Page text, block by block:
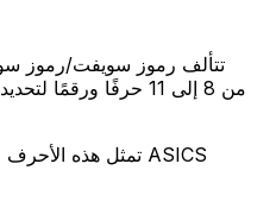
تتألف رموز سويفت/رموز